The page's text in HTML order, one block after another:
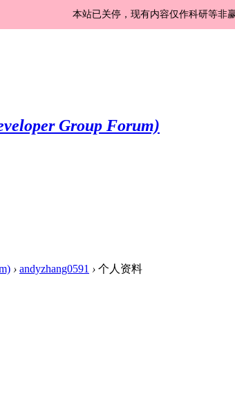
本站已关停，现有内容仅作科研等非
› andyzhang0591 › 个人资料